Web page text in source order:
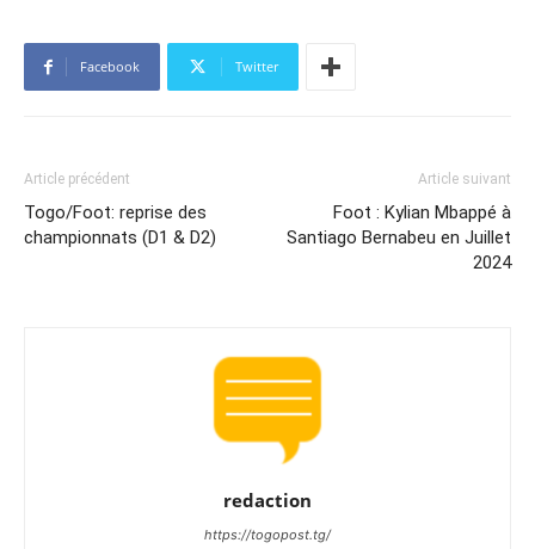
Facebook Twitter
Article précédent
Togo/Foot: reprise des
championnats (D1 & D2)
Article suivant
Foot : Kylian Mbappé à
Santiago Bernabeu en Juillet
2024
redaction
https://togopost.tg/